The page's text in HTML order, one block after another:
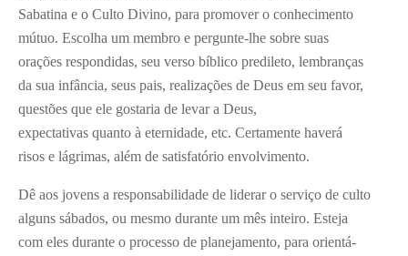
Sabatina e o Culto Divino, para promover o conhecimento
mútuo. Escolha um membro e pergunte-lhe sobre suas
orações respondidas, seu verso bíblico predileto, lembranças
da sua infância, seus pais, realizações de Deus em seu favor,
questões que ele gostaria de levar a Deus,
expectativas quanto à eternidade, etc. Certamente haverá
risos e lágrimas, além de satisfatório envolvimento.
Dê aos jovens a responsabilidade de liderar o serviço de culto
alguns sábados, ou mesmo durante um mês inteiro. Esteja
com eles durante o processo de planejamento, para orientá-